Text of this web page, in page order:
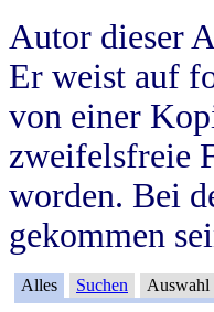
Autor dieser
Er weist auf
von einer
zweifelsfreie
worden. Bei
gekommen
Alles Suchen Auswahl